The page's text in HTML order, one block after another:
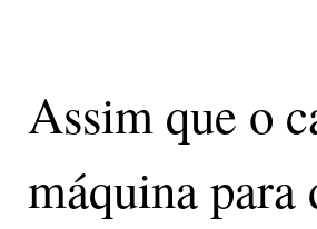
Assim que o
máquina para